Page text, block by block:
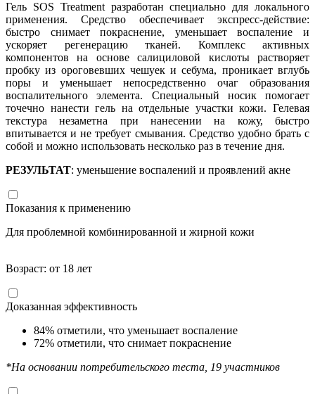
Гель SOS Treatment разработан специально для локального
применения. Средство обеспечивает экспресс-действие:
быстро снимает покраснение, уменьшает воспаление и
ускоряет регенерацию тканей. Комплекс активных
компонентов на основе салициловой кислоты растворяет
пробку из ороговевших чешуек и себума, проникает вглубь
поры и уменьшает непосредственно очаг образования
воспалительного элемента. Специальный носик помогает
точечно нанести гель на отдельные участки кожи. Гелевая
текстура незаметна при нанесении на кожу, быстро
впитывается и не требует смывания. Средство удобно брать с
собой и можно использовать несколько раз в течение дня.
РЕЗУЛЬТАТ: уменьшение воспалений и проявлений акне
Показания к применению
Для проблемной комбинированной и жирной кожи
Возраст: от 18 лет
Доказанная эффективность
84% отметили, что уменьшает воспаление
72% отметили, что снимает покраснение
*На основании потребительского теста, 19 участников